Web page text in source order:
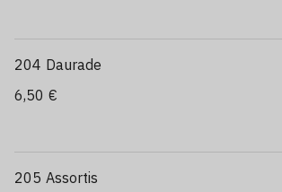
204 Daurade
6,50 €
205 Assortis